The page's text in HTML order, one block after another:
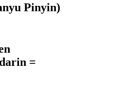
Pinyin)
=